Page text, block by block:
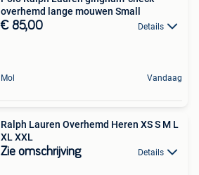
overhemd lange mouwen Small
€ 85,00 Details
Mol Vandaag
Ralph Lauren Overhemd Heren XS S M L
XL XXL
Zie omschrijving Details